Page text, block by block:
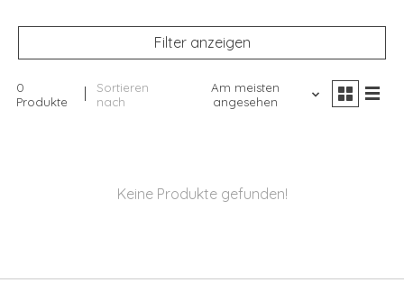
Filter anzeigen
0
Produkte
Sortieren
nach
Am meisten
angesehen
Keine Produkte gefunden!